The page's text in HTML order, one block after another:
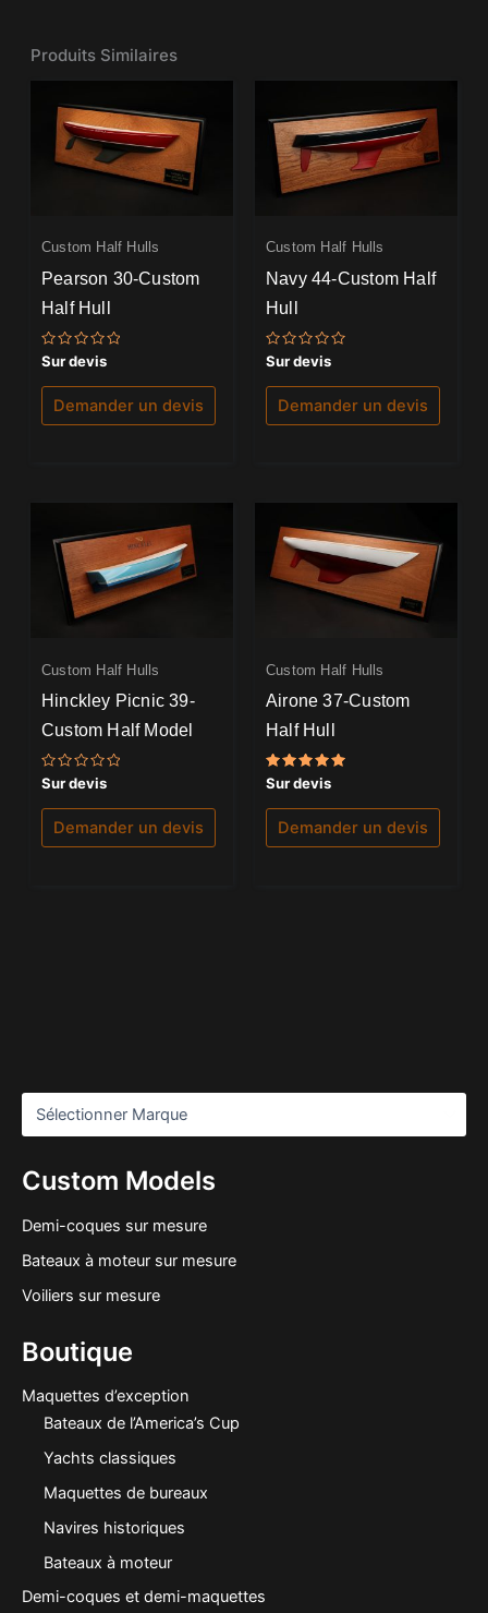
Custom Models
Demi-coques sur mesure
Bateaux à moteur sur mesure
Voiliers sur mesure
Boutique
Maquettes d’exception
Bateaux de l’America’s Cup
Yachts classiques
Maquettes de bureaux
Navires historiques
Bateaux à moteur
Demi-coques et demi-maquettes
Produits Similaires
Custom Half Hulls
Pearson 30-Custom
Half Hull
Note
0
sur
Sur devis
Demander un devis
Custom Half Hulls
Navy 44-Custom Half
Hull
Note
0
sur
Sur devis
Demander un devis
Custom Half Hulls
Hinckley Picnic 39-
Custom Half Model
Note
0
sur
Sur devis
Demander un devis
Custom Half Hulls
Airone 37-Custom
Half Hull
Note
5.00
sur 5
Sur devis
Demander un devis